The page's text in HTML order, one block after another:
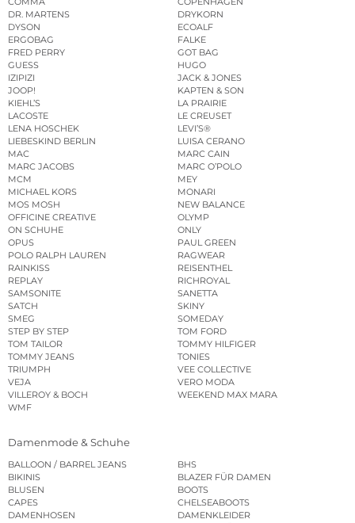
DR. MARTENS
DRYKORN
DYSON
ECOALF
ERGOBAG
FALKE
FRED PERRY
GOT BAG
GUESS
HUGO
IZIPIZI
JACK & JONES
JOOP!
KAPTEN & SON
KIEHL’S
LA PRAIRIE
LACOSTE
LE CREUSET
LENA HOSCHEK
LEVI’S®
LIEBESKIND BERLIN
LUISA CERANO
MAC
MARC CAIN
MARC JACOBS
MARC O’POLO
MCM
MEY
MICHAEL KORS
MONARI
MOS MOSH
NEW BALANCE
OFFICINE CREATIVE
OLYMP
ON SCHUHE
ONLY
OPUS
PAUL GREEN
POLO RALPH LAUREN
RAGWEAR
RAINKISS
REISENTHEL
REPLAY
RICHROYAL
SAMSONITE
SANETTA
SATCH
SKINY
SMEG
SOMEDAY
STEP BY STEP
TOM FORD
TOM TAILOR
TOMMY HILFIGER
TOMMY JEANS
TONIES
TRIUMPH
VEE COLLECTIVE
VEJA
VERO MODA
VILLEROY & BOCH
WEEKEND MAX MARA
WMF
Damenmode & Schuhe
BALLOON / BARREL JEANS
BHS
BIKINIS
BLAZER FÜR DAMEN
BLUSEN
BOOTS
CAPES
CHELSEABOOTS
DAMENHOSEN
DAMENKLEIDER